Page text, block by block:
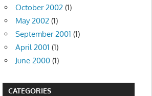
October 2002 (1)
May 2002 (1)
September 2001 (1)
April 2001 (1)
June 2000 (1)
CATEGORIES